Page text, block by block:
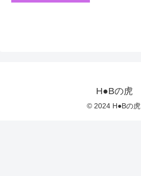
H●Bの虎
© 2024 H●Bの虎.